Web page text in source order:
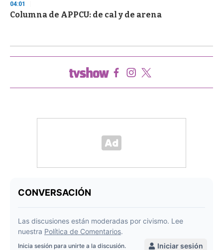
04:01
Columna de APPCU: de cal y de arena